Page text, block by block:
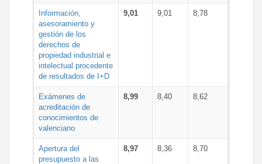
Información,
asesoramiento y
gestión de los
derechos de
propiedad industrial e
intelectual procedente
de resultados de I+D
9,01 9,01 8,78
Exámenes de
acreditación de
conocimientos de
valenciano
8,99 8,40 8,62
Apertura del
presupuesto a las
8,97 8,36 8,70